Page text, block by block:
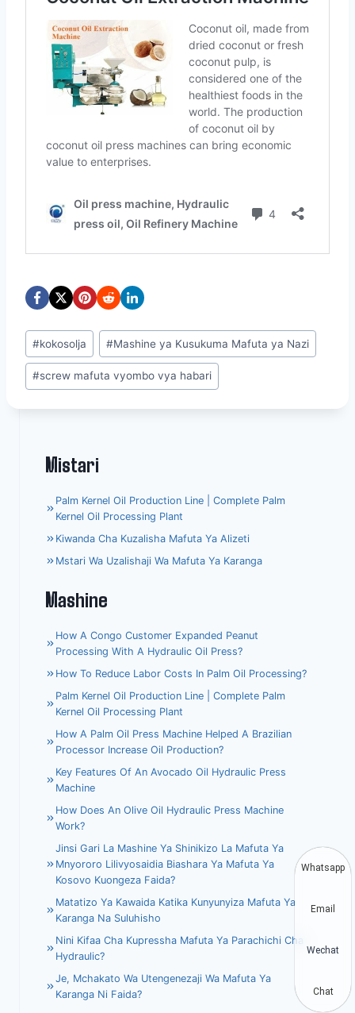
Post
Tags:
#kokosolja #Mashine ya Kusukuma Mafuta ya Nazi
#screw mafuta vyombo vya habari
Mistari
Palm Kernel Oil Production Line | Complete Palm
Kernel Oil Processing Plant
Kiwanda Cha Kuzalisha Mafuta Ya Alizeti
Mstari Wa Uzalishaji Wa Mafuta Ya Karanga
Mashine
How A Congo Customer Expanded Peanut
Processing With A Hydraulic Oil Press?
How To Reduce Labor Costs In Palm Oil Processing?
Palm Kernel Oil Production Line | Complete Palm
Kernel Oil Processing Plant
How A Palm Oil Press Machine Helped A Brazilian
Processor Increase Oil Production?
Key Features Of An Avocado Oil Hydraulic Press
Machine
How Does An Olive Oil Hydraulic Press Machine
Work?
Jinsi Gari La Mashine Ya Shinikizo La Mafuta Ya
Mnyororo Lilivyosaidia Biashara Ya Mafuta Ya
Kosovo Kuongeza Faida?
Matatizo Ya Kawaida Katika Kunyunyiza Mafuta Ya
Karanga Na Suluhisho
Nini Kifaa Cha Kupressha Mafuta Ya Parachichi Cha
Hydraulic?
Je, Mchakato Wa Utengenezaji Wa Mafuta Ya
Karanga Ni Faida?
Whatsapp
Email
Wechat
Chat